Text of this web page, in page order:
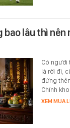
bao lâu thì nên
Có người
là rời đi,
đứng
Chính
XEM MUA